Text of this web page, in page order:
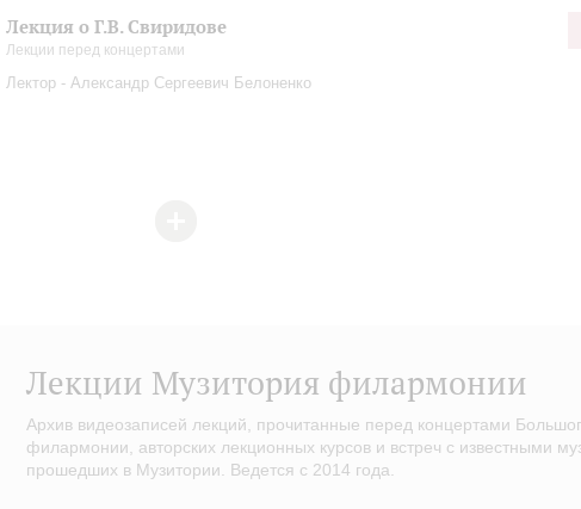
Лекция о Г.В. Свиридове
Лекции перед концертами
Лектор - Александр Сергеевич Белоненко
Лекции Музитория филармонии
Архив видеозаписей лекций, прочитанные перед концертами
филармонии, авторских лекционных курсов и встреч с известными
прошедших в Музитории. Ведется с 2014 года.